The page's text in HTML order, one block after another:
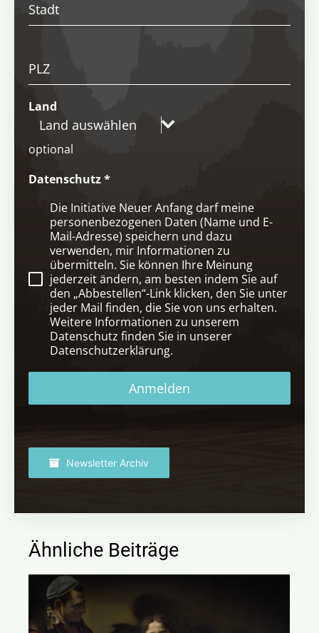
Stadt
PLZ
Land
Land auswählen
optional
Datenschutz*
Die Initiative Neuer Anfang darf meine
personenbezogenen Daten (Name und E-
Mail-Adresse) speichern und dazu
verwenden, mir Informationen zu
übermitteln. Sie können Ihre Meinung
jederzeit ändern, am besten indem Sie auf
den „Abbestellen“-Link klicken, den Sie unter
jeder Mail finden, die Sie von uns erhalten.
Weitere Informationen zu unserem
Datenschutz finden Sie in unserer
Datenschutzerklärung.
Anmelden
Newsletter Archiv
Ähnliche Beiträge